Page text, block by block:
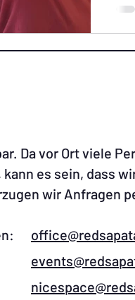
Da vor Ort viele
es sein, dass
wir Anfragen